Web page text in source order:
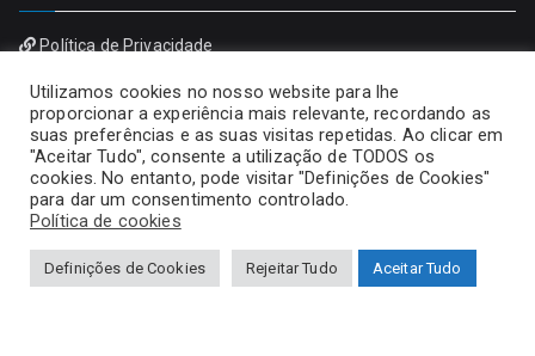
Política de Privacidade
Utilizamos cookies no nosso website para lhe
proporcionar a experiência mais relevante, recordando as
suas preferências e as suas visitas repetidas. Ao clicar em
"Aceitar Tudo", consente a utilização de TODOS os
cookies. No entanto, pode visitar "Definições de Cookies"
para dar um consentimento controlado.
Política de cookies
Definições de Cookies Rejeitar Tudo Aceitar Tudo